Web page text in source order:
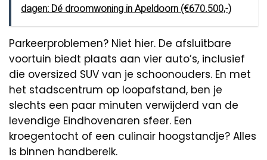
dagen: Dé droomwoning in Apeldoorn (€670.500,-)
Parkeerproblemen? Niet hier. De afsluitbare
voortuin biedt plaats aan vier auto’s, inclusief
die oversized SUV van je schoonouders. En met
het stadscentrum op loopafstand, ben je
slechts een paar minuten verwijderd van de
levendige Eindhovenaren sfeer. Een
kroegentocht of een culinair hoogstandje? Alles
is binnen handbereik.